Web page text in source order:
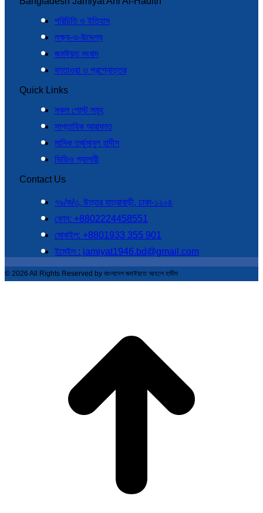
পরিচিতি ও ইতিহাস
লক্ষ্য-ও-উদ্দেশ্য
জমঈয়ত সংবাদ
ফাতাওয়া ও প্রশ্নোত্তর
Quick Links
সকল পোস্ট সমূহ
সাপ্তাহিক আরাফাত
মাসিক তর্জুমানুল হাদীস
ভিডিও গ্যালারী
Contact Us
৭৯/ক/৩, উত্তর যাত্রাবাড়ী, ঢাকা-১২০৪
ফোন: +8802224458551
মোবাইল: +8801933 355 901
ইমেইল : jamiyat1946.bd@gmail.com
© 2026 All Rights Reserved by বাংলাদেশ জমঈয়তে আহলে হাদীস